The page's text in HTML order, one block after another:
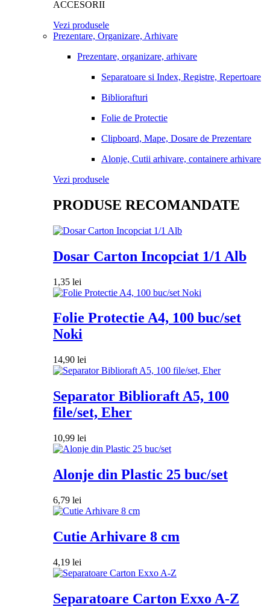
ACCESORII
Vezi produsele
Prezentare, Organizare, Arhivare
Prezentare, organizare, arhivare
Separatoare si Index, Registre, Repertoare
Bibliorafturi
Folie de Protectie
Clipboard, Mape, Dosare de Prezentare
Alonje, Cutii arhivare, containere arhivare
Vezi produsele
PRODUSE RECOMANDATE
Dosar Carton Incopciat 1/1 Alb
1,35 lei
Folie Protectie A4, 100 buc/set
Noki
14,90 lei
Separator Biblioraft A5, 100
file/set, Eher
10,99 lei
Alonje din Plastic 25 buc/set
6,79 lei
Cutie Arhivare 8 cm
4,19 lei
Separatoare Carton Exxo A-Z